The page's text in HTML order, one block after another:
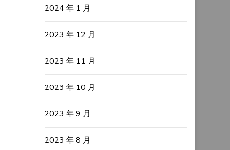
2024 年 1 月
2023 年 12 月
2023 年 11 月
2023 年 10 月
2023 年 9 月
2023 年 8 月